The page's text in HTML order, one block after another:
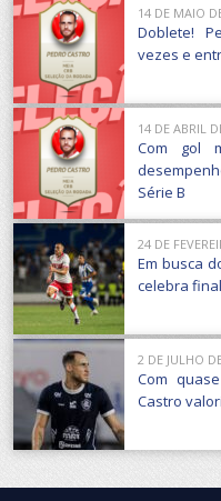
14 DE MAIO
Doblete!
vezes e
14 DE ABRIL
Com gol
Série B
24 DE
Em busca
celebra
2 DE JULHO
Com
Castro